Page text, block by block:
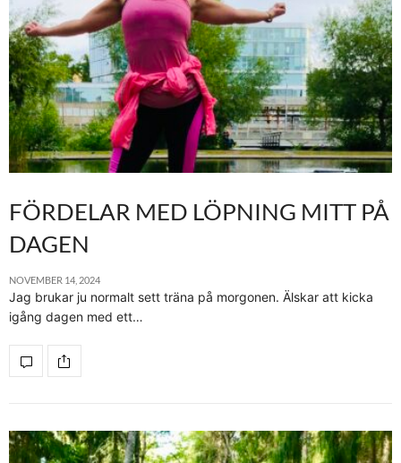
FÖRDELAR MED LÖPNING MITT PÅ
DAGEN
NOVEMBER 14, 2024
Jag brukar ju normalt sett träna på morgonen. Älskar att kicka
igång dagen med ett…